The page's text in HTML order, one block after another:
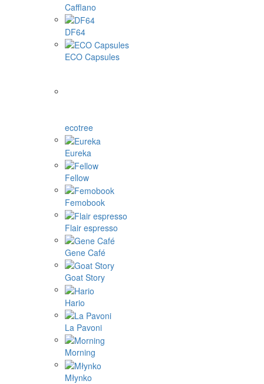
Cafflano
DF64
ECO Capsules
ecotree
Eureka
Fellow
Femobook
Flair espresso
Gene Café
Goat Story
Hario
La Pavoni
Morning
Młynko